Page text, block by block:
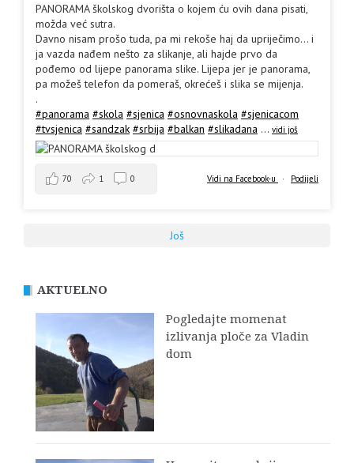
PANORAMA školskog dvorišta o kojem ću ovih dana pisati,
možda već sutra.
Davno nisam prošo tuda, pa mi rekoše haj da upriječimo... i
ja vazda nađem nešto za slikanje, ali hajde prvo da
pođemo od lijepe panorama slike. Lijepa jer je panorama,
pa možeš telefon da pomeraš, okrećeš i slika se mijenja.
.
#panorama #skola #sjenica #osnovnaskola #sjenicacom
#tvsjenica #sandzak #srbija #balkan #slikadana ... vidi još
Vidi na Facebook-u · Podijeli
70 1 0
Još
AKTUELNO
Pogledajte momenat
izlivanja ploče za Vladin
dom